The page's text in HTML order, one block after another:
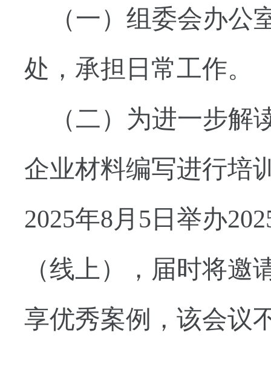
（一） 组委会办公
处，承担日常工作。
（二）为进一步解
企业材料编写进行培
2025年8月5日举办
（线上），届时将
享优秀案例，该会议